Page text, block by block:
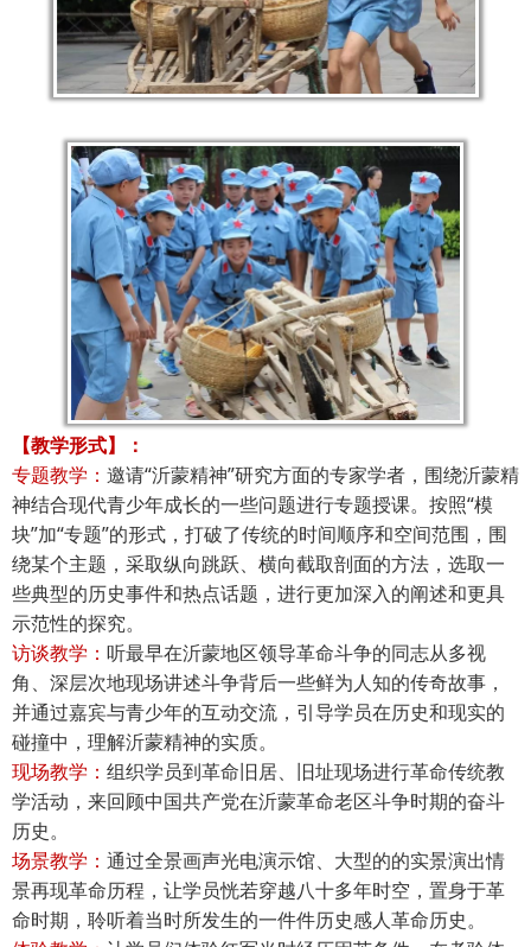
【教学形式】：
专题教学： 邀请“沂蒙精神”研究方面的专家学者，围绕沂蒙精
神结合现代青少年成长的一些问题进行专题授课。按照“模
块”加“专题”的形式，打破了传统的时间顺序和空间范围，围
绕某个主题，采取纵向跳跃、横向截取剖面的方法，选取一
些典型的历史事件和热点话题，进行更加深入的阐述和更具
示范性的探究。
访谈教学： 听最早在沂蒙地区领导革命斗争的同志从多视
角、深层次地现场讲述斗争背后一些鲜为人知的传奇故事，
并通过嘉宾与青少年的互动交流，引导学员在历史和现实的
碰撞中，理解沂蒙精神的实质。
现场教学： 组织学员到革命旧居、旧址现场进行革命传统教
学活动，来回顾中国共产党在沂蒙革命老区斗争时期的奋斗
历史。
场景教学： 通过全景画声光电演示馆、大型的的实景演出情
景再现革命历程，让学员恍若穿越八十多年时空，置身于革
命时期，聆听着当时所发生的一件件历史感人革命历史。